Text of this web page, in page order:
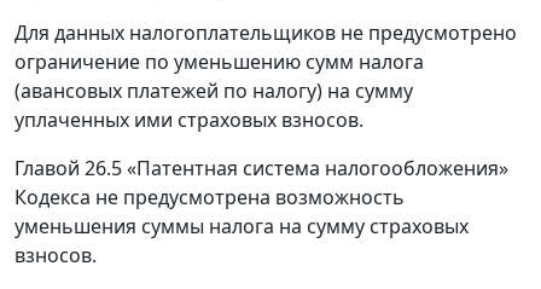
Для данных налогоплательщиков не предусмотрено
ограничение по уменьшению сумм налога
(авансовых платежей по налогу) на сумму
уплаченных ими страховых взносов.
Главой 26.5 «Патентная система налогообложения»
Кодекса не предусмотрена возможность
уменьшения суммы налога на сумму страховых
взносов.